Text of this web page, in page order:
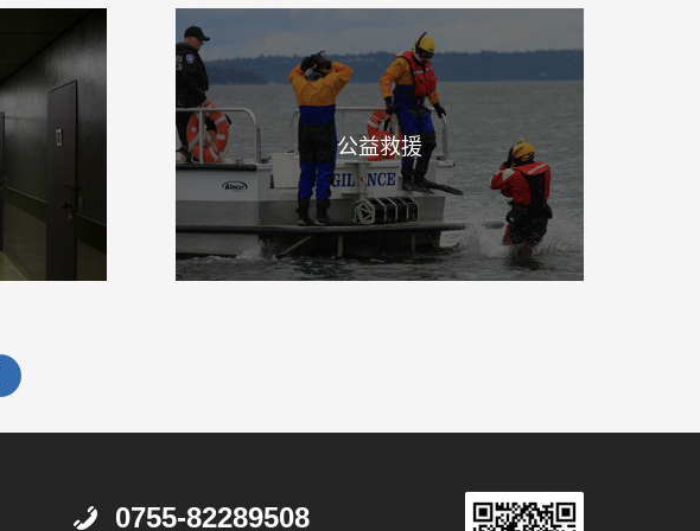
公益救援
0755-82289508